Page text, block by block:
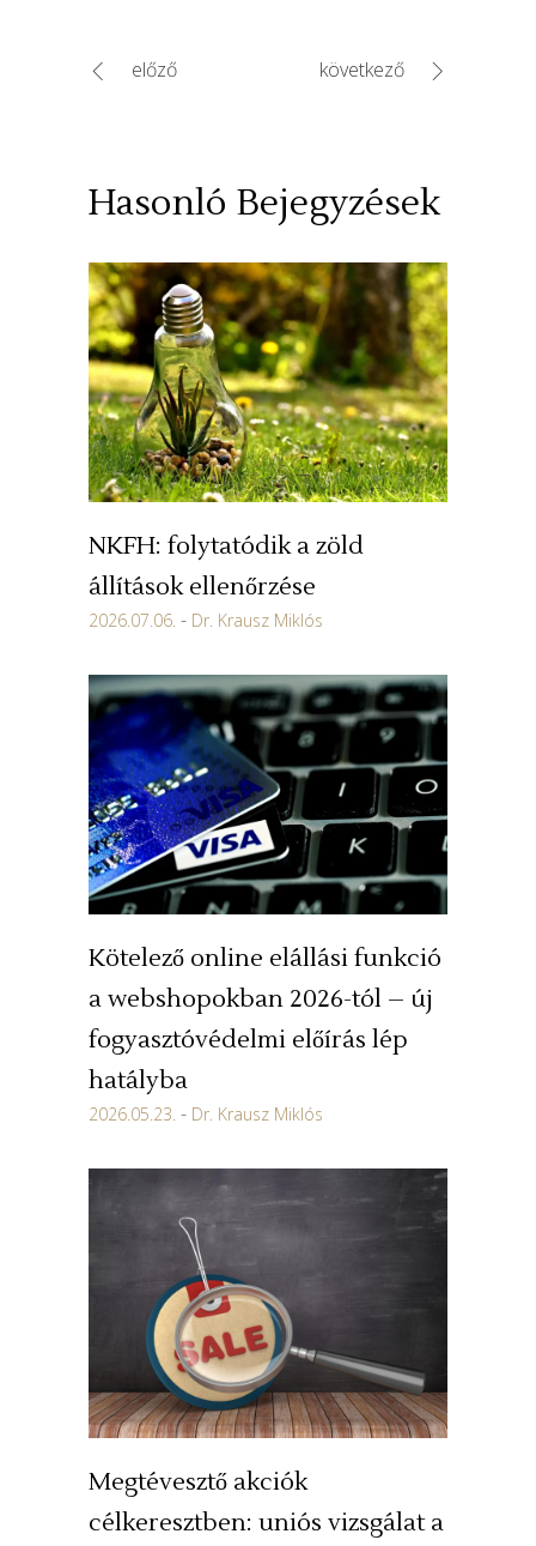
előző következő
Hasonló Bejegyzések
NKFH: folytatódik a zöld
állítások ellenőrzése
2026.07.06. Dr. Krausz Miklós
Kötelező online elállási funkció
a webshopokban 2026-tól – új
fogyasztóvédelmi előírás lép
hatályba
2026.05.23. Dr. Krausz Miklós
Megtévesztő akciók
célkeresztben: uniós vizsgálat a